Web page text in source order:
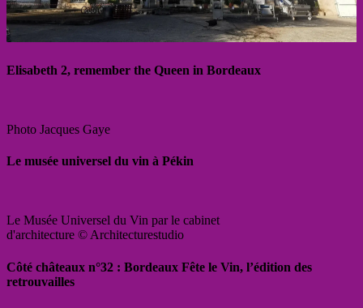
Elisabeth 2, remember the Queen in Bordeaux
Photo Jacques Gaye
Le musée universel du vin à Pékin
Le Musée Universel du Vin par le cabinet
d'architecture © Architecturestudio
Côté châteaux n°32 : Bordeaux Fête le Vin, l’édition des
retrouvailles